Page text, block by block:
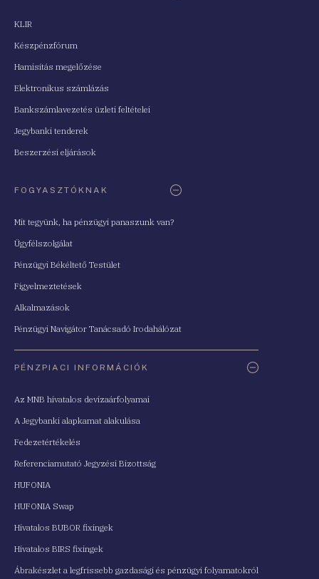
KLIR
Készpénzfórum
Hamisítás megelőzése
Elektronikus számlázás
Bankszámlavezetés üzleti feltételei
Jegybanki tenderek
Beszerzési eljárások
FOGYASZTÓKNAK
Mit tegyünk, ha pénzügyi panaszunk van?
Ügyfélszolgálat
Pénzügyi Békéltető Testület
Figyelmeztetések
Alkalmazások
Pénzügyi Navigátor Tanácsadó Irodahálózat
PÉNZPIACI INFORMÁCIÓK
Az MNB hivatalos devizaárfolyamai
A Jegybanki alapkamat alakulása
Fedezetértékelés
Referenciamutató Jegyzési Bizottság
HUFONIA
HUFONIA Swap
Hivatalos BUBOR fixingek
Hivatalos BIRS fixingek
Ábrakészlet a legfrissebb gazdasági és pénzügyi folyamatokról